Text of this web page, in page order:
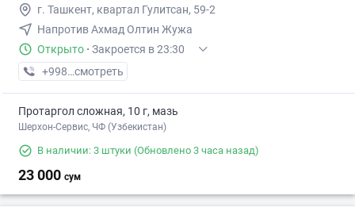
г. Ташкент, квартал Гулитсан, 59-2
Напротив Ахмад Олтин Жужа
Открыто · Закроется в 23:30
+998 (94) XXX-XX-XX
смотреть
Протаргол сложная, 10 г, мазь
Шерхон-Сервис, ЧФ (Узбекистан)
В наличии: 3 штуки (Обновлено 3 часа назад)
23 000 сум